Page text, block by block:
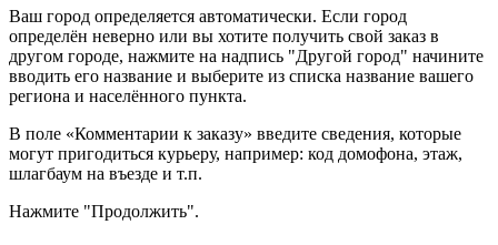
Ваш город определяется автоматически. Если город
определён неверно или вы хотите получить свой заказ в
другом городе, нажмите на надпись "Другой город" начините
вводить его название и выберите из списка название вашего
региона и населённого пункта.
В поле «Комментарии к заказу» введите сведения, которые
могут пригодиться курьеру, например: код домофона, этаж,
шлагбаум на въезде и т.п.
Нажмите "Продолжить".